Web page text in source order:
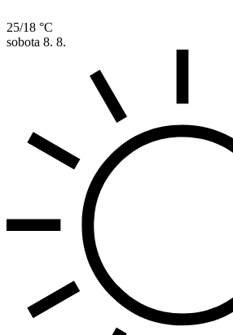
25/18 °C
sobota 8. 8.